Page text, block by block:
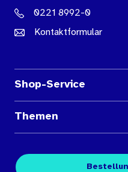
0221 8992-0
Kontaktformular
Shop-Service
Medienübersichten
Kontakt
Themen
Fachpublikationen